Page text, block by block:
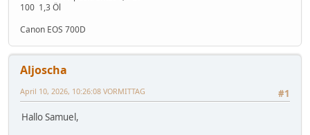
100 1,3 Öl
Canon EOS 700D
Aljoscha
#1
April 10, 2026, 10:26:08 VORMITTAG
Hallo Samuel,